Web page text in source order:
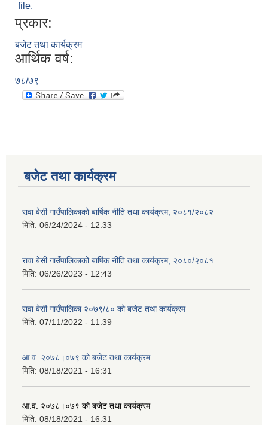
file.
प्रकार:
बजेट तथा कार्यक्रम
आर्थिक वर्ष:
७८/७९
बजेट तथा कार्यक्रम
रावा बेसी गाउँपालिकाको बार्षिक नीति तथा कार्यक्रम, २०८१/२०८२
मिति: 06/24/2024 - 12:33
रावा बेसी गाउँपालिकाको बार्षिक नीति तथा कार्यक्रम, २०८०/२०८१
मिति: 06/26/2023 - 12:43
रावा बेसी गाउँपालिका २०७९/८० को बजेट तथा कार्यक्रम
मिति: 07/11/2022 - 11:39
आ.व. २०७८।०७९ को बजेट तथा कार्यक्रम
मिति: 08/18/2021 - 16:31
आ.व. २०७८।०७९ को बजेट तथा कार्यक्रम
मिति: 08/18/2021 - 16:31